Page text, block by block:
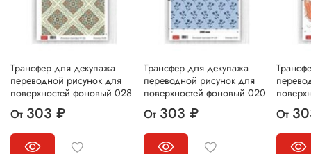
Трансфер для декупажа
переводной рисунок для
поверхностей фоновый 028
От 303 ₽
Трансфер для декупажа
переводной рисунок для
поверхностей фоновый 020
От 303 ₽ От